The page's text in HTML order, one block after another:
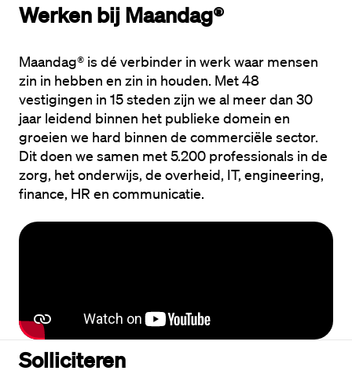
Werken bij Maandag®
Maandag® is dé verbinder in werk waar mensen
zin in hebben en zin in houden. Met 48
vestigingen in 15 steden zijn we al meer dan 30
jaar leidend binnen het publieke domein en
groeien we hard binnen de commerciële sector.
Dit doen we samen met 5.200 professionals in de
zorg, het onderwijs, de overheid, IT, engineering,
finance, HR en communicatie.
Solliciteren